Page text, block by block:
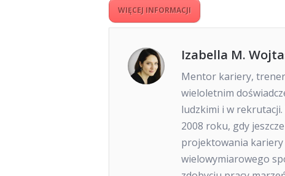
WIĘCEJ INFORMACJI
Izabella M.
Mentor kariery, trener
wieloletnim
ludzkimi i w rekrutacji.
2008 roku, gdy
projektowania kariery
wielowymiarowego